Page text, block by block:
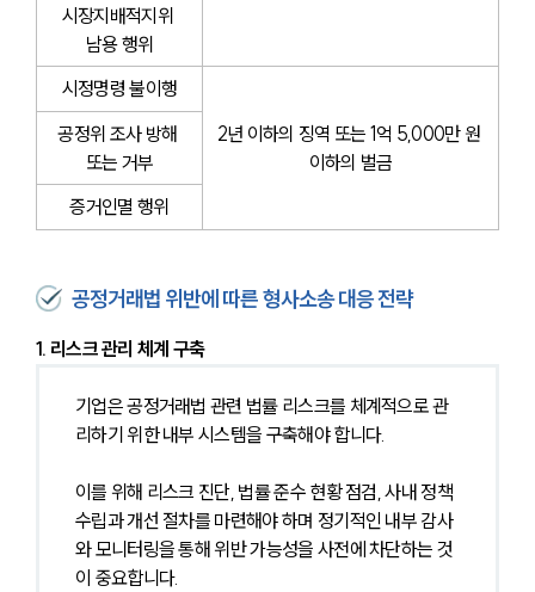
시장지배적지위
남용 행위
시정명령 불이행
2년 이하의 징역 또는 1억 5,000만 원
이하의 벌금
공정위 조사 방해
또는 거부
증거인멸 행위
공정거래법 위반에 따른 형사소송 대응 전략
1. 리스크 관리 체계 구축
기업은 공정거래법 관련 법률 리스크를 체계적으로 관
리하기 위한 내부 시스템을 구축해야 합니다.
이를 위해 리스크 진단, 법률 준수 현황 점검, 사내 정책
수립과 개선 절차를 마련해야 하며 정기적인 내부 감사
와 모니터링을 통해 위반 가능성을 사전에 차단하는 것
이 중요합니다.